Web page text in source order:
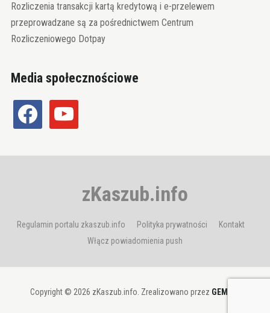
Rozliczenia transakcji kartą kredytową i e-przelewem
przeprowadzane są za pośrednictwem Centrum
Rozliczeniowego Dotpay
Media społecznościowe
facebook youtube
zKaszub.info
Regulamin portalu zkaszub.info Polityka prywatności
Kontakt
Włącz powiadomienia push
Copyright © 2026 zKaszub.info. Zrealizowano przez GEMBIT